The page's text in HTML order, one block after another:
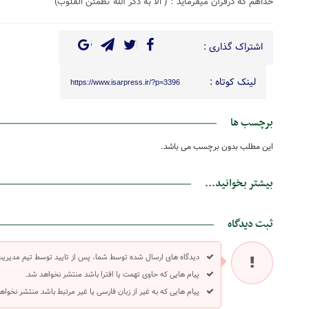
اشتراک گذاری :
لینک کوتاه : https://www.isarpress.ir/?p=3396
برچسب ها
این مطلب بدون برچسب می باشد.
بیشتر بخوانید...
ثبت دیدگاه
دیدگاه های ارسال شده توسط شما، پس از تایید توسط تیم
پیام هایی که حاوی تهمت یا افترا باشد منتشر نخواهد شد.
پیام هایی که به غیر از زبان فارسی یا غیر مرتبط باشد منتشر